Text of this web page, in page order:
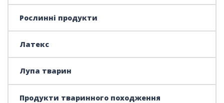
Рослинні продукти
Латекс
Лупа тварин
Продукти тваринного походження